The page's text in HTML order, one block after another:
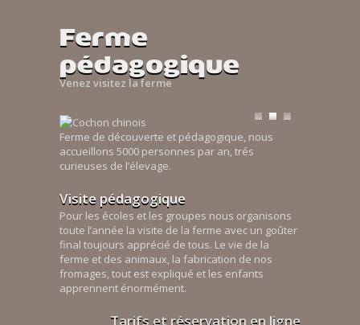
Ferme
pédagogique
Venez visitez la ferme
Ferme de découverte et pédagogique, nous
accueillons 5000 personnes par an, trés
curieuses de l’élevage.
Visite pédagogique
Pour les écoles et les groupes nous organisons
toute l’année la visite de la ferme avec un goûter
final toujours apprécié de tous. Le vie de la
ferme et des animaux, la fabrication de nos
fromages, tout est expliqué et les enfants
apprennent énormément.
Tarifs et réservation en ligne